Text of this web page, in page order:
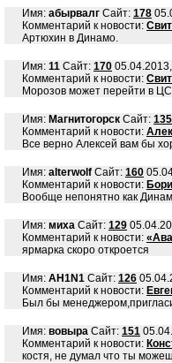
Имя: абырвалг Сайт: 178
Комментарий к новости:
Артюхин в Динамо.
Имя: 11 Сайт: 170
Комментарий к новости:
Морозов может перейти в
Имя: Магнитогорск Сайт: 135
Комментарий к новости:
Все верно Алексей вам бы
Имя: alterwolf Сайт: 160
Комментарий к новости:
Вообще непонятно как
Имя: миха Сайт: 129
Комментарий к новости:
ярмарка скоро откроется
Имя: AH1N1 Сайт: 126
Комментарий к новости:
Был бы
Имя: вовыра Сайт: 151
Комментарий к новости:
костя, не думал что ты